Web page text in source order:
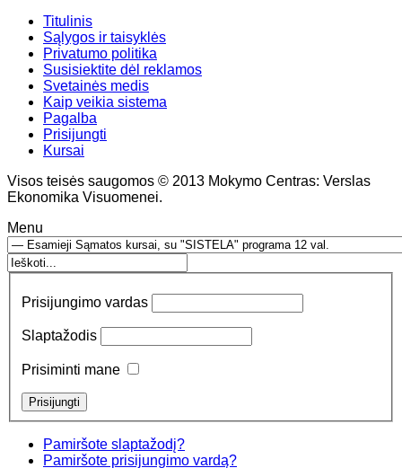
Titulinis
Sąlygos ir taisyklės
Privatumo politika
Susisiektite dėl reklamos
Svetainės medis
Kaip veikia sistema
Pagalba
Prisijungti
Kursai
Visos teisės saugomos © 2013 Mokymo Centras: Verslas
Ekonomika Visuomenei.
Menu
Prisijungimo vardas
Slaptažodis
Prisiminti mane
Pamiršote slaptažodį?
Pamiršote prisijungimo vardą?